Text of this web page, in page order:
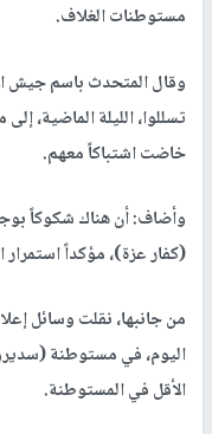
مستوطنات الغلاف.
وقال المتحدث باسم جيش الاحتلال: إن
تسللوا، الليلة الماضية،
خاضت اشتباكاً معهم.
وأضاف: أن هناك شكوكاً
(كفار عزة)، مؤكداً
من جانبها، نقلت وسائل
اليوم، في مستوطنة
الأقل في المستوطنة.